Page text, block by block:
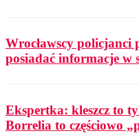
Wrocławscy policjanci
posiadać informacje w
Ekspertka: kleszcz to
Borrelia to częściowo